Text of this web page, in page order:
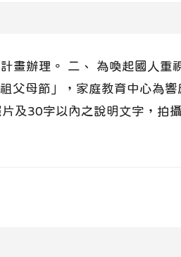
畫辦理。 二、 為喚起國人重
父母節」，家庭教育中心為響
及30字以內之說明文字，拍